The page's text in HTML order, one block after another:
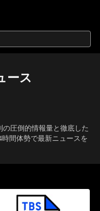
ース
の圧倒的情報量と徹底した
間体勢で最新ニュースを